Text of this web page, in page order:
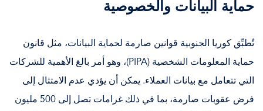
حماية البيانات والخصوصية
تُطبِّق كوريا الجنوبية قوانين صارمة لحماية البيانات، مثل قانون
حماية المعلومات الشخصية (PIPA)، وهو أمر بالغ الأهمية للشركات
التي تتعامل مع بيانات العملاء. يمكن أن يؤدي عدم الامتثال إلى
فرض عقوبات صارمة، بما في ذلك غرامات تصل إلى 500 مليون